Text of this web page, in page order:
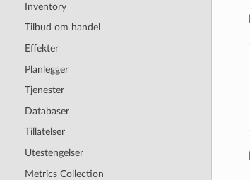
Inventory
Tilbud om handel
Effekter
Planlegger
Tjenester
Databaser
Tillatelser
Utestengelser
Metrics Collection